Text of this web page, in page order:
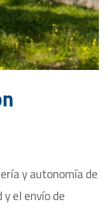
y autonomía de
el envío de